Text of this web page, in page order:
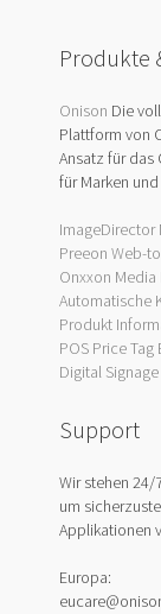
Produkte
Onison Die
Plattform von
Ansatz für das
für Marken
ImageDirector
Preeon Web-
Onxxon
Automatische
Produkt
POS Price Tag
Digital
Support
Wir stehen 24/
um
Applikationen
Europa: